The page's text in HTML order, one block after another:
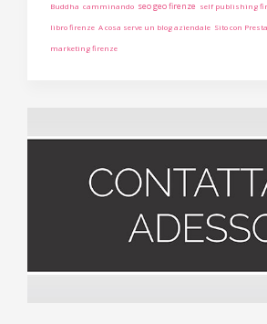
Buddha camminando seo geo firenze self publishing
libro firenze A cosa serve un blog aziendale Sito con
marketing firenze